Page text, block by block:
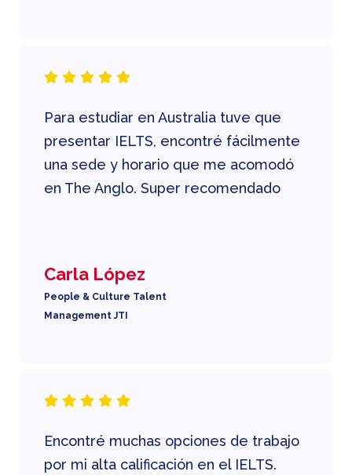
Para estudiar en Australia tuve que
presentar IELTS, encontré fácilmente
una sede y horario que me acomodó
en The Anglo. Super recomendado
Carla López
People & Culture Talent
Management JTI
Encontré muchas opciones de trabajo
por mi alta calificación en el IELTS.